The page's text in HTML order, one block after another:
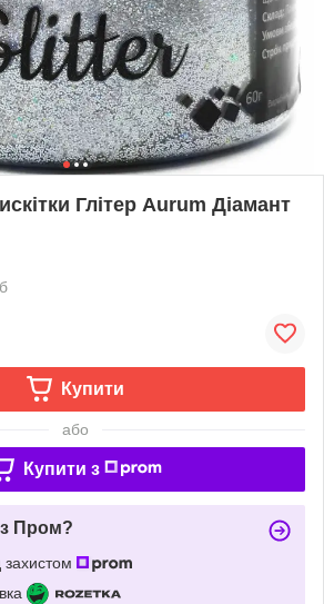
Глітер Aurum Діамант
Купити
або
Купити з
Пром?